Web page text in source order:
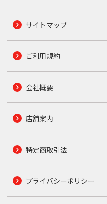
サイトマップ
ご利用規約
会社概要
店舗案内
特定商取引法
プライバシーポリシー